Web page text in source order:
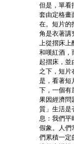
但是，單看
套由定格畫
在。短片的
角是衣著講
上從摺床上
和嘆紅酒，
起摺床，並
之下，短片
是，看著短
下，一個有
果因經濟問
質」生活是
息：我們平
假象。人們
們累積一定